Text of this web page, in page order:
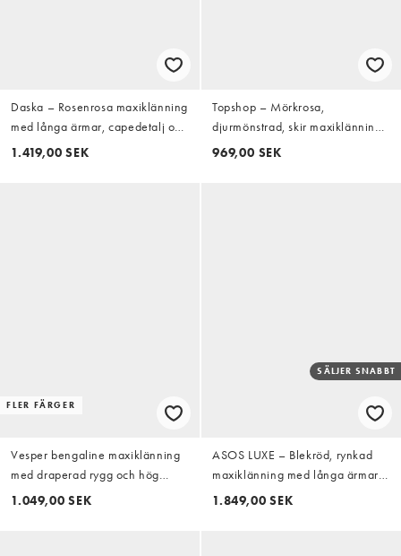
Daska – Rosenrosa maxiklänning
med långa ärmar, capedetalj och
volang
1.419,00 SEK
Topshop – Mörkrosa,
djurmönstrad, skir maxiklänning
med öppen rygg
969,00 SEK
FLER FÄRGER
Vesper bengaline maxiklänning
med draperad rygg och hög
krage i fuchsia
1.049,00 SEK
SÄLJER SNABBT
ASOS LUXE – Blekröd, rynkad
maxiklänning med långa ärmar
och vattenfallsdetalj
1.849,00 SEK